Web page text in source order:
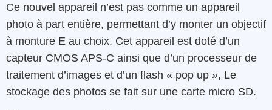
Ce nouvel appareil n’est pas comme un appareil
photo à part entière, permettant d’y monter un objectif
à monture E au choix. Cet appareil est doté d’un
capteur CMOS APS-C ainsi que d’un processeur de
traitement d’images et d’un flash « pop up », Le
stockage des photos se fait sur une carte micro SD.